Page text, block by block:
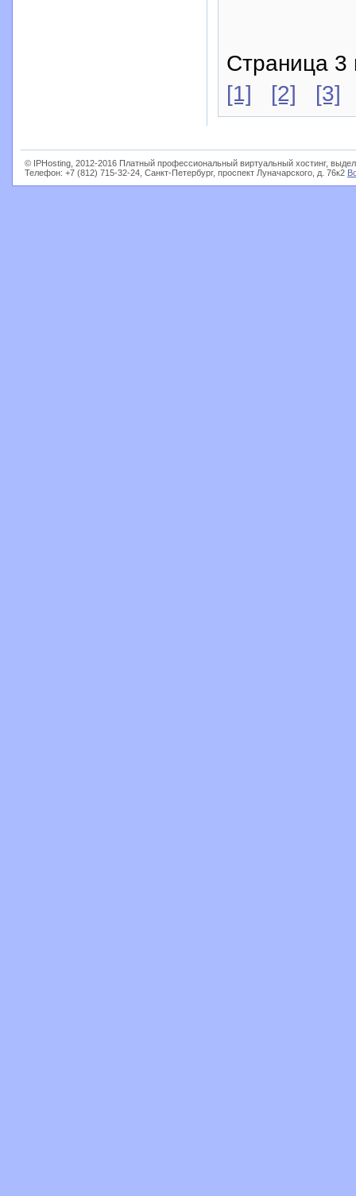
Страница 3
[1]
[2] [3]
© IPHosting, 2012-2016 Платный профессиональный виртуальный хостинг,
Телефон: +7 (812) 715-32-24, Санкт-Петербург, проспект Луначарского, д. 76к2